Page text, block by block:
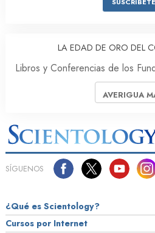
SUSCRÍBETE
LA EDAD DE ORO DEL
Libros y Conferencias de los
AVERIGUA
SÍGUENOS
¿Qué es Scientology?
Cursos por Internet